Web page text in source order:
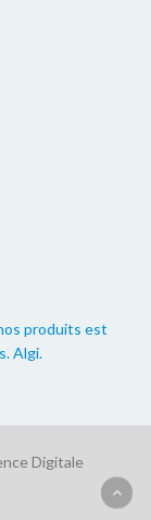
produits est
Algi.
Digitale